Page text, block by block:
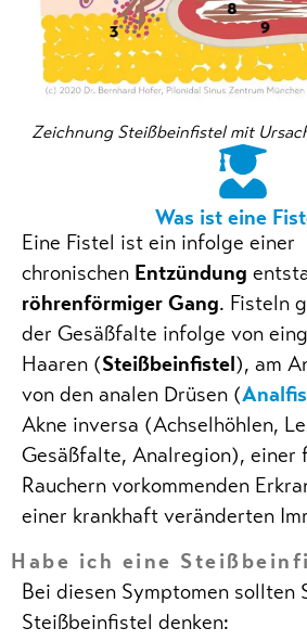
Zeichnung Steißbeinfistel mit
Was ist eine
Eine Fistel ist ein infolge einer
chronischen Entzündung
röhrenförmiger Gang. Fisteln
der Gesäßfalte infolge von
Haaren (Steißbeinfistel), am
von den analen Drüsen (
Akne inversa (Achselhöhlen,
Gesäßfalte, Analregion), einer
Rauchern vorkommenden
einer krankhaft veränderten
Habe ich eine
Bei diesen Symptomen sollten
Steißbeinfistel denken: